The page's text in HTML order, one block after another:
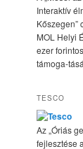
Interaktív
Kőszegen”
MOL Helyi
ezer
támoga-
TESCO
Az „Óriás
fejlesztése